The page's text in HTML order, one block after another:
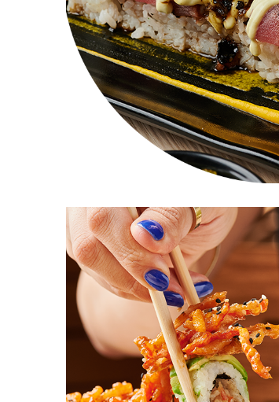
Sushi Black Tuna